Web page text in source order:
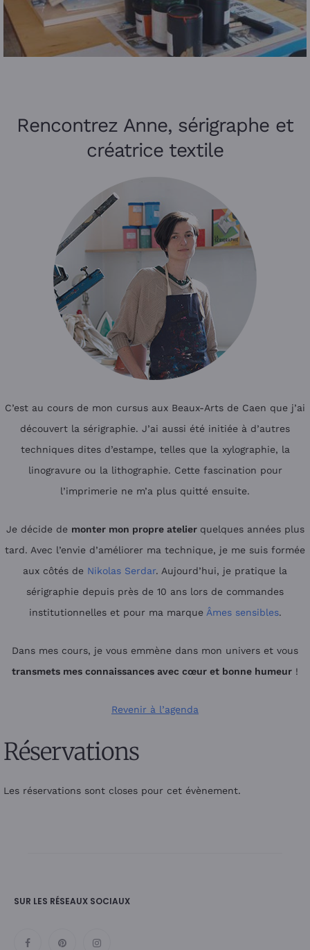
Rencontrez Anne, sérigraphe et
créatrice textile
C’est au cours de mon cursus aux Beaux-Arts de Caen que j’ai
découvert la sérigraphie. J’ai aussi été initiée à d’autres
techniques dites d’estampe, telles que la xylographie, la
linogravure ou la lithographie. Cette fascination pour
l’imprimerie ne m’a plus quitté ensuite.
Je décide de monter mon propre atelier quelques années plus
tard. Avec l’envie d’améliorer ma technique, je me suis formée
aux côtés de Nikolas Serdar. Aujourd’hui, je pratique la
sérigraphie depuis près de 10 ans lors de commandes
institutionnelles et pour ma marque Âmes sensibles.
Dans mes cours, je vous emmène dans mon univers et vous
transmets mes connaissances avec cœur et bonne humeur !
Revenir à l’agenda
Réservations
Les réservations sont closes pour cet évènement.
SUR LES RÉSEAUX SOCIAUX